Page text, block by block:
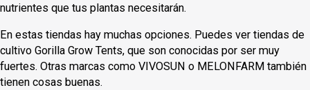
nutrientes que tus plantas necesitarán.
En estas tiendas hay muchas opciones. Puedes ver tiendas de
cultivo Gorilla Grow Tents, que son conocidas por ser muy
fuertes. Otras marcas como VIVOSUN o MELONFARM también
tienen cosas buenas.